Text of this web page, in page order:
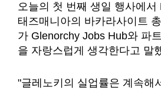
오늘의 첫 번째 생일 행사에서
태즈매니아의 바카라사이트
가 Glenorchy Jobs Hub와 파
을 자랑스럽게 생각한다고 말
"글레노키의 실업률은 계속해